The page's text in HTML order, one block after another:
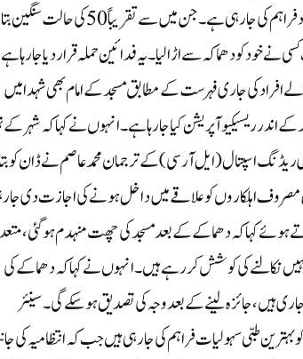
دھماکے میں شہید ہونے والے افراد کی تعداد 60ہوگئی ہے اور 150افراد کو طبی امداد فراہم کی جا رہی ہے۔ جن میں سے
میں تقریباً 550 نمازی موجود تھے جب کسی نے خود کو دھماکہ سے اڑا لیا۔ یہ فدائین حملہ قرار دیا جا رہا ہے
کی جاری فہرست کے مطابق مسجد کے امام بھی شہدا میں
ریسیکیو آپریشن کیا جارہا ہے ۔انہوں نے کہا کہ شہر کے
ریڈنگ اسپتال (ایل آر سی) کے ترجمان محمد عاصم نے ڈان کو
مصروف اہلکاروں کو علاقے میں داخل ہونے کی اجازت دی جا
ہوئے کہا کہ دھماکے کے بعد مسجد کی چھت منہدم ہوگئی،
نکالنے کی کوشش کر رہے ہیں۔انہوں نے کہا کہ دھماکے کی
ہیں، جائزہ لینے کے بعد وجہ کی تصدیق ہوسکے گی۔سینئر
بہترین طبی سہولیات فراہم کی جا رہی ہیں جب کہ انتظامیہ کی